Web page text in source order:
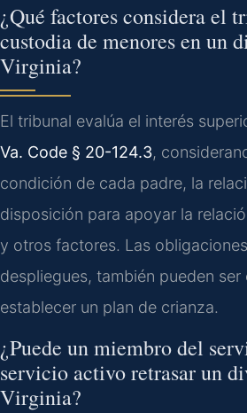
¿Qué factores considera el
custodia de menores en un
Virginia?
El tribunal evalúa el interés
Va. Code § 20-124.3,
condición de cada padre, la
disposición para apoyar la
y otros factores. Las
despliegues, también pueden ser
establecer un plan de crianza.
¿Puede un miembro del
servicio activo retrasar un
Virginia?